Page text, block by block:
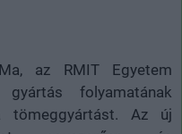
az RMIT Egyetem
folyamatának
tömeggyártást. Az új